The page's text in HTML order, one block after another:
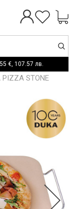
55 €, 107.57 лв.
STONE